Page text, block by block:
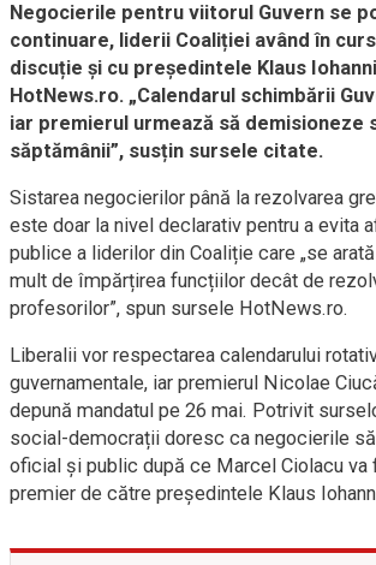
Negocierile pentru viitorul Guvern se
continuare, liderii Coaliției având în
discuție și cu președintele Klaus
HotNews.ro. „Calendarul schimbării
iar premierul urmează să demisioneze
săptămânii”, susțin sursele citate.
Sistarea negocierilor până la rezolvarea
este doar la nivel declarativ pentru a evita
publice a liderilor din Coaliție care „se
mult de împărțirea funcțiilor decât de
profesorilor”, spun sursele HotNews.ro.
Liberalii vor respectarea calendarului
guvernamentale, iar premierul Nicolae
depună mandatul pe 26 mai. Potrivit
social-democrații doresc ca negocierile să
oficial și public după ce Marcel Ciolacu va
premier de către președintele Klaus